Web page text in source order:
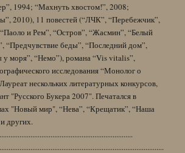
1994; “Махнуть хвостом!”, 2008;
2010), 11 повестей (“ЛЧК”, “Перебежчик”,
и Рем”, “Остров”, “Жасмин”, “Белый
“Предчувствие беды”, “Последний дом”,
у моря”, “Немо”), романа “Vis vitalis”,
исследования “Монолог о
нескольких литературных конкурсов,
"Русского Букера 2007". Печатался в
"Новый мир", “Нева”, “Крещатик”, “Наша
других.